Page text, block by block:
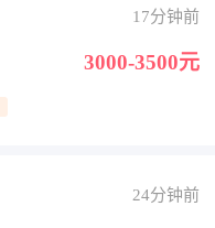
17分钟前
3000-3500元
24分钟前